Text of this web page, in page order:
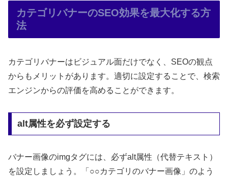
カテゴリバナーのSEO効果を最大化する方
法
カテゴリバナーはビジュアル面だけでなく、SEOの観点
からもメリットがあります。適切に設定することで、検索
エンジンからの評価を高めることができます。
alt属性を必ず設定する
バナー画像のimgタグには、必ずalt属性（代替テキスト）
を設定しましょう。「○○カテゴリのバナー画像」のよう